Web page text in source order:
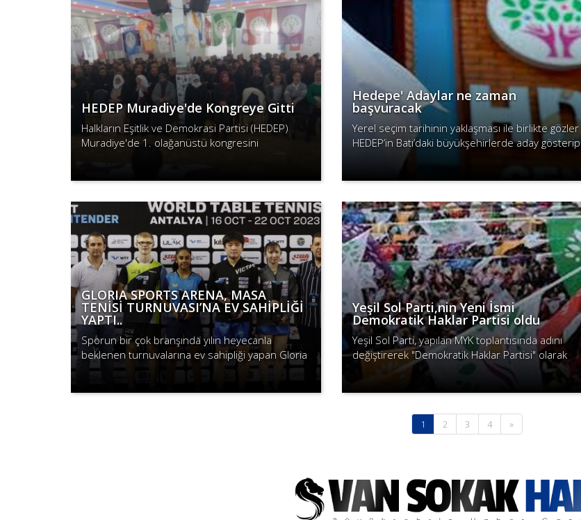
HEDEP Muradiye'de Kongreye Gitti
Halkların Eşitlik ve Demokrasi Partisi (HEDEP)
Muradiye'de 1. olağanüstü kongresini
Hedepe' Adaylar ne zaman
başvuracak
Yerel seçim tarihinin yaklaşması ile birlikte gözler
HEDEP’in Batı’daki büyükşehirlerde aday gösterip
göstermeyeceğine ve adaylarını belirleme
Devamını Oku
GLORIA SPORTS ARENA, MASA
TENİSİ TURNUVASI’NA EV SAHİPLİĞİ
YAPTI..
Sporun bir çok branşında yılın heyecanla
beklenen turnuvalarına ev sahipliği yapan Gloria
Sports Arena, bir ilke daha imza attı.
Yeşil Sol Parti,nin Yeni İsmi
Demokratik Haklar Partisi oldu
Yeşil Sol Parti, yapılan MYK toplantısında adını
değiştirerek "Demokratik Haklar Partisi" olarak
yoluna devam edeceğini duyurdu.
1 (current)
2 3 4 »